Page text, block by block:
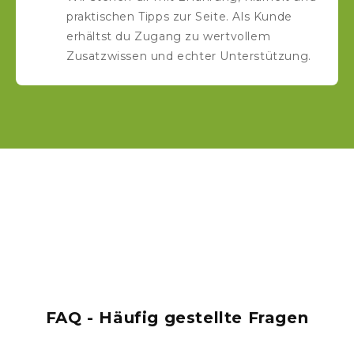
praktischen Tipps zur Seite. Als Kunde
erhältst du Zugang zu wertvollem
Zusatzwissen und echter Unterstützung.
FAQ - Häufig gestellte Fragen